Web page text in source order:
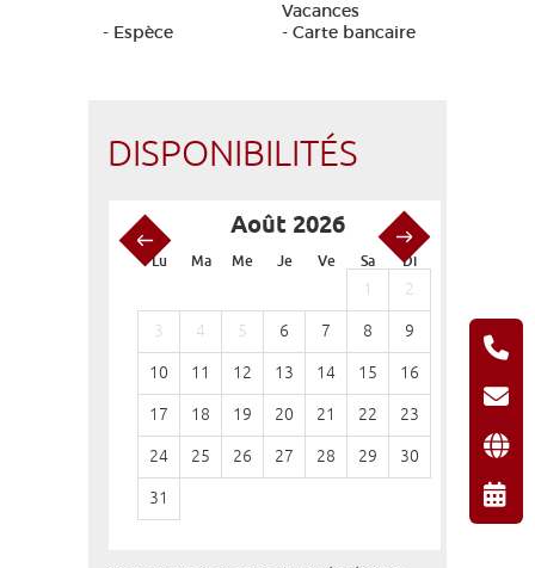
Vacances
- Espèce
- Carte bancaire
DISPONIBILITÉS
Août 2026
Lu Ma Me Je Ve Sa Di
1 2
3 4 5 6 7 8 9
10 11 12 13 14 15 16
17 18 19 20 21 22 23
24 25 26 27 28 29 30
31
7 8
28